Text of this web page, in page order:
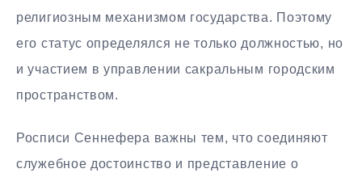
религиозным механизмом государства. Поэтому
его статус определялся не только должностью, но
и участием в управлении сакральным городским
пространством.
Росписи Сеннефера важны тем, что соединяют
служебное достоинство и представление о